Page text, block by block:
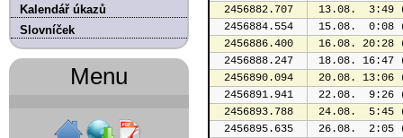
Kalendář úkazů
Slovníček
Menu
2456882.707
13.08.  3:49
2456884.554
15.08.  0:08
2456886.400
16.08. 20:28
2456888.247
18.08. 16:47
2456890.094
20.08. 13:06
2456891.941
22.08.  9:26
2456893.788
24.08.  5:45
2456895.635
26.08.  2:05